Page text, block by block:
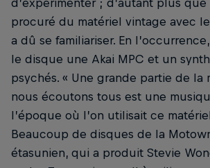
d’expérimenter ; d’autant plus que
procuré du matériel vintage avec
a dû se familiariser. En
le disque une Akai MPC et un
psychés. « Une grande partie de la
nous écoutons tous est une
l’époque où l’on utilisait ce
Beaucoup de disques de la
étasunien, qui a produit Stevie